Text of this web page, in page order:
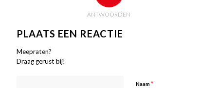
ANTWOORDEN
PLAATS EEN REACTIE
Meepraten?
Draag gerust bij!
Naam*